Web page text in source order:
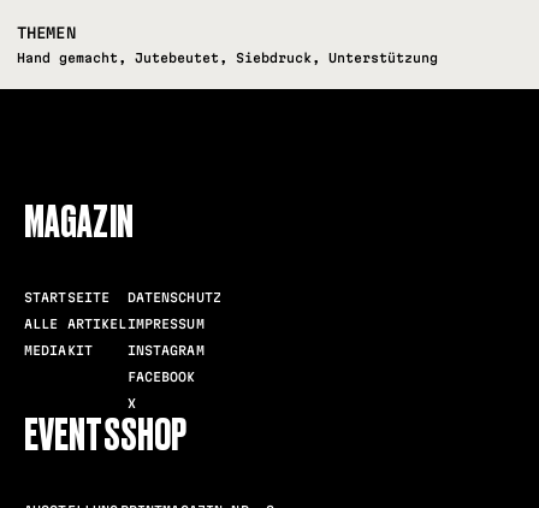
THEMEN
Hand gemacht ,Jutebeutet , Siebdruck,Unterstützung
MAGAZIN
STARTSEITE
ALLE ARTIKEL
MEDIAKIT
DATENSCHUTZ
IMPRESSUM
INSTAGRAM
FACEBOOK
X
EVENTSSHOP